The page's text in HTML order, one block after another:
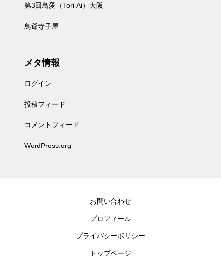
第3回鳥愛（Tori-Ai）大阪
鳥爺寺子屋
メタ情報
ログイン
投稿フィード
コメントフィード
WordPress.org
お問い合わせ
プロフィール
プライバシーポリシー
トップページ